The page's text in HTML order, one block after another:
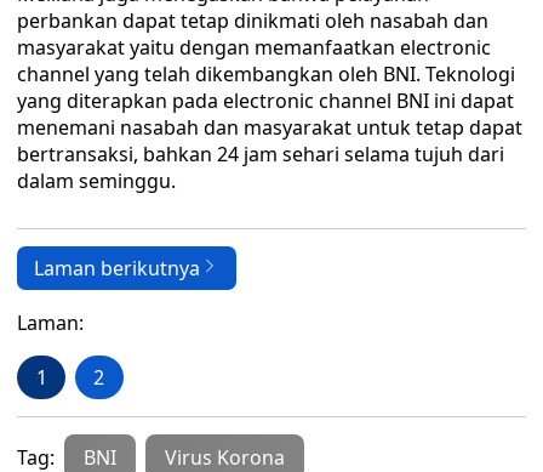
perbankan dapat tetap dinikmati oleh nasabah dan
masyarakat yaitu dengan memanfaatkan electronic
channel yang telah dikembangkan oleh BNI. Teknologi
yang diterapkan pada electronic channel BNI ini dapat
menemani nasabah dan masyarakat untuk tetap dapat
bertransaksi, bahkan 24 jam sehari selama tujuh dari
dalam seminggu.
Laman berikutnya
Laman:
1 2
Tag: BNI Virus Korona